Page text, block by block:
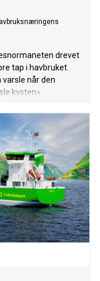
drevet
tap i havbruket.
når den
kysten».